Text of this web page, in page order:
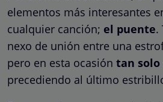
elementos más interesantes
cualquier canción; el puente.
nexo de unión entre una
pero en esta ocasión tan solo
precediendo al último